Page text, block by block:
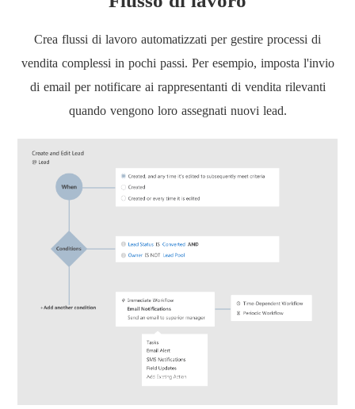
Crea flussi di lavoro automatizzati per gestire processi di
vendita complessi in pochi passi. Per esempio, imposta l'invio
di email per notificare ai rappresentanti di vendita rilevanti
quando vengono loro assegnati nuovi lead.